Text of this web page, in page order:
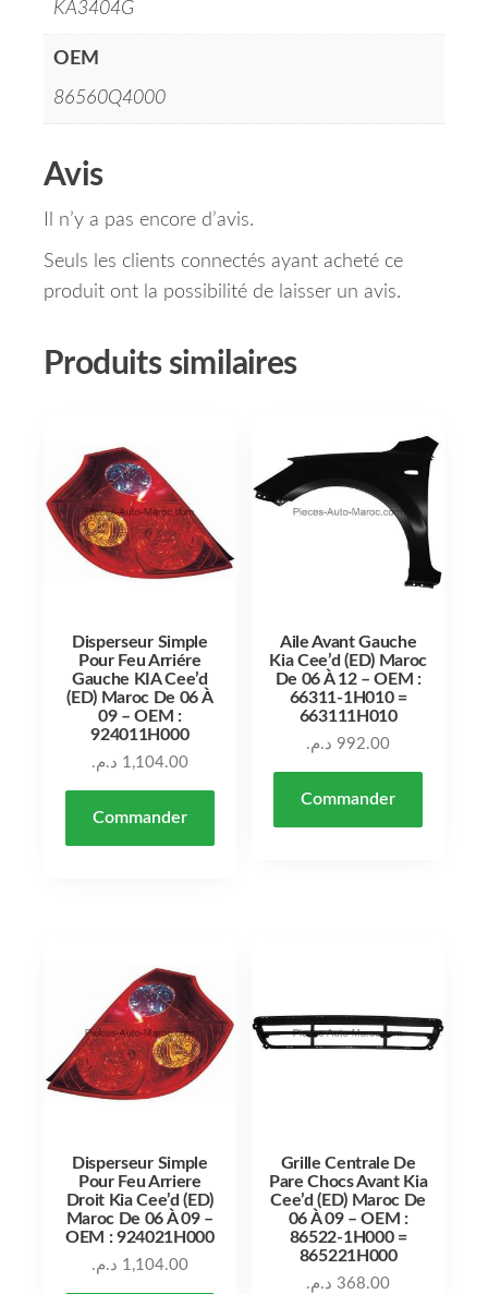
KA3404G
OEM
86560Q4000
Avis
Il n’y a pas encore d’avis.
Seuls les clients connectés ayant acheté ce
produit ont la possibilité de laisser un avis.
Produits similaires
Disperseur Simple
Pour Feu Arriére
Gauche KIA Cee’d
(ED) Maroc De 06 À
09 – OEM :
924011H000
1,104.00 د.م.
Commander
Aile Avant Gauche
Kia Cee’d (ED) Maroc
De 06 À 12 – OEM :
66311-1H010 =
663111H010
992.00 د.م.
Commander
Disperseur Simple
Pour Feu Arriere
Droit Kia Cee’d (ED)
Maroc De 06 À 09 –
OEM : 924021H000
1,104.00 د.م.
Grille Centrale De
Pare Chocs Avant Kia
Cee’d (ED) Maroc De
06 À 09 – OEM :
86522-1H000 =
865221H000
368.00 د.م.